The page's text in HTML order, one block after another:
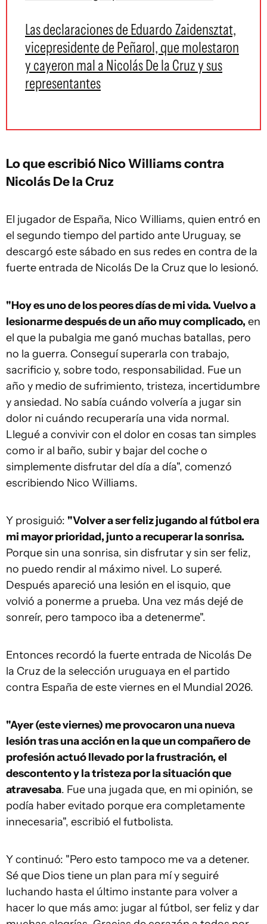
Las declaraciones de Eduardo Zaidensztat,
vicepresidente de Peñarol, que molestaron
y cayeron mal a Nicolás De la Cruz y sus
representantes
Lo que escribió Nico Williams contra
Nicolás De la Cruz
El jugador de España, Nico Williams, quien entró en
el segundo tiempo del partido ante Uruguay, se
descargó este sábado en sus redes en contra de la
fuerte entrada de Nicolás De la Cruz que lo lesionó.
"Hoy es uno de los peores días de mi vida. Vuelvo a
lesionarme después de un año muy complicado, en
el que la pubalgia me ganó muchas batallas, pero
no la guerra. Conseguí superarla con trabajo,
sacrificio y, sobre todo, responsabilidad. Fue un
año y medio de sufrimiento, tristeza, incertidumbre
y ansiedad. No sabía cuándo volvería a jugar sin
dolor ni cuándo recuperaría una vida normal.
Llegué a convivir con el dolor en cosas tan simples
como ir al baño, subir y bajar del coche o
simplemente disfrutar del día a día", comenzó
escribiendo Nico Williams.
Y prosiguió: "Volver a ser feliz jugando al fútbol era
mi mayor prioridad, junto a recuperar la sonrisa.
Porque sin una sonrisa, sin disfrutar y sin ser feliz,
no puedo rendir al máximo nivel. Lo superé.
Después apareció una lesión en el isquio, que
volvió a ponerme a prueba. Una vez más dejé de
sonreír, pero tampoco iba a detenerme".
Entonces recordó la fuerte entrada de Nicolás De
la Cruz de la selección uruguaya en el partido
contra España de este viernes en el Mundial 2026.
"Ayer (este viernes) me provocaron una nueva
lesión tras una acción en la que un compañero de
profesión actuó llevado por la frustración, el
descontento y la tristeza por la situación que
atravesaba. Fue una jugada que, en mi opinión, se
podía haber evitado porque era completamente
innecesaria", escribió el futbolista.
Y continuó: "Pero esto tampoco me va a detener.
Sé que Dios tiene un plan para mí y seguiré
luchando hasta el último instante para volver a
hacer lo que más amo: jugar al fútbol, ser feliz y dar